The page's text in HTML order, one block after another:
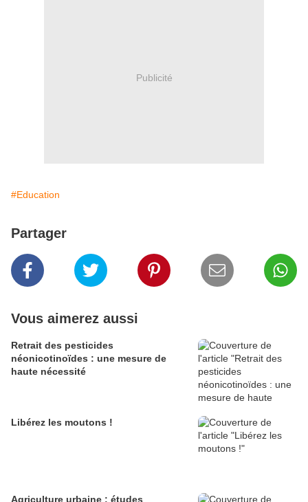
Publicité
#Education
Partager
Vous aimerez aussi
Retrait des pesticides
néonicotinoïdes : une mesure de
haute nécessité
Libérez les moutons !
Agriculture urbaine : études